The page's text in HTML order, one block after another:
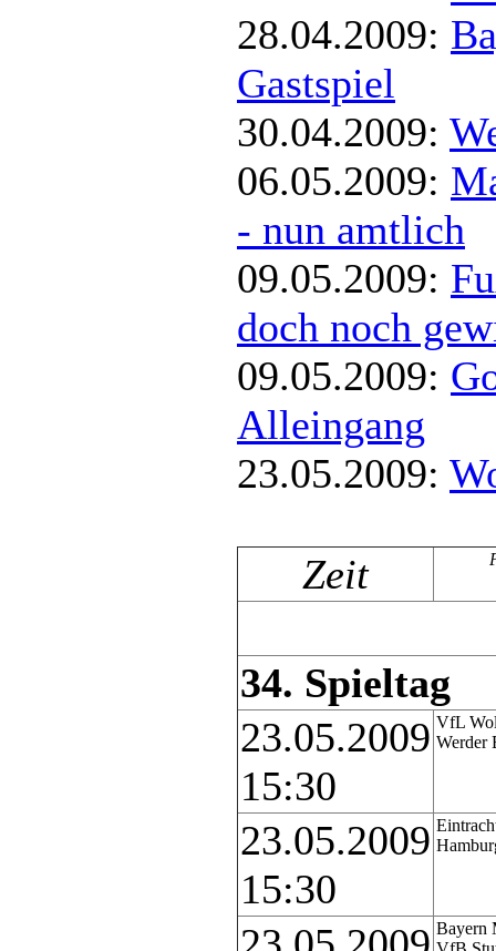
28.04.2009:
Gastspiel
30.04.2009:
06.05.2009:
- nun amtlich
09.05.2009:
doch noch
09.05.2009:
Alleingang
23.05.2009:
Zeit
34. Spieltag
23.05.2009
15:30
VfL
Werder
23.05.2009
15:30
Bayern